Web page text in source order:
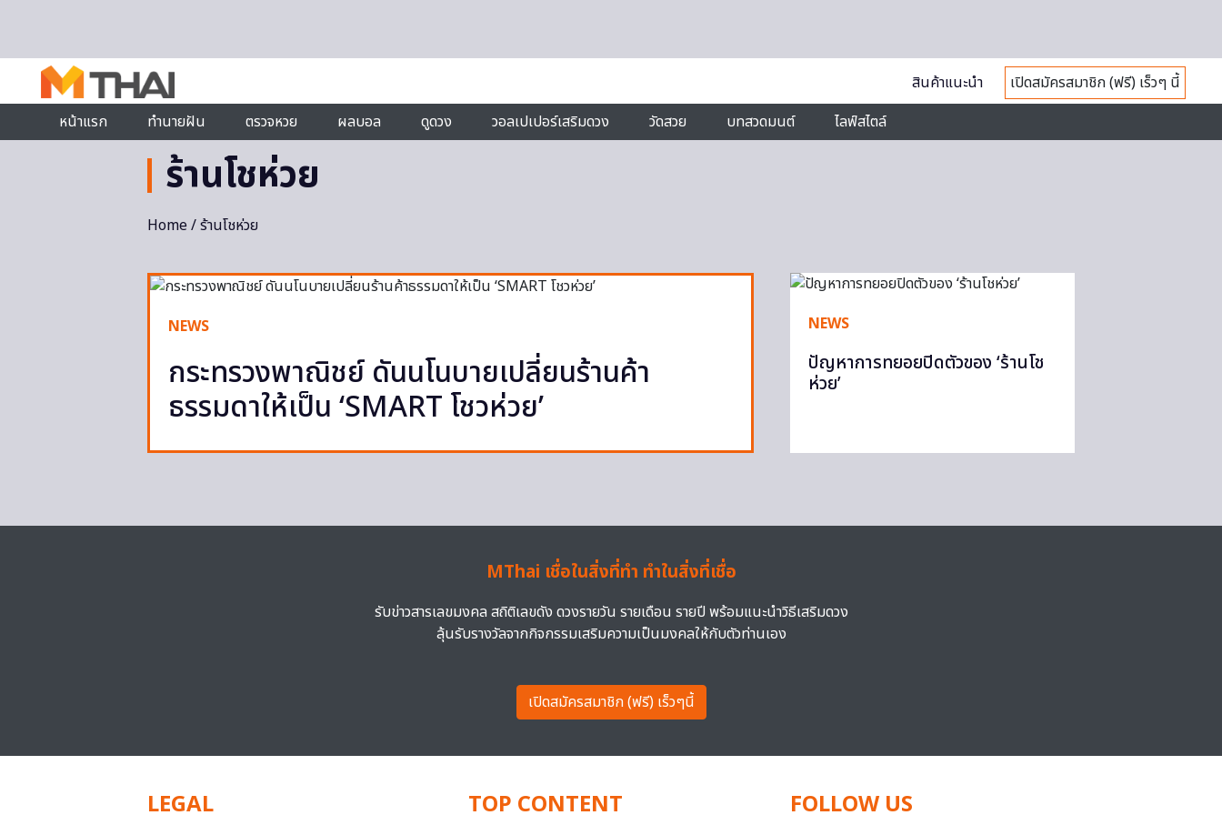
สินค้าแนะนำ
เปิดสมัครสมาชิก (ฟรี) เร็วๆ นี้
หน้าแรก
ทำนายฝัน ตรวจหวย ผลบอล ดูดวง วอลเปเปอร์เสริมดวง วัดสวย บทสวดมนต์ ไลฟ์สไตล์
ร้านโชห่วย
Home/ ร้านโชห่วย
NEWS
กระทรวงพาณิชย์ ดันนโนบายเปลี่ยนร้านค้า
ธรรมดาให้เป็น ‘SMART โชวห่วย’
NEWS
ปัญหาการทยอยปิดตัวของ ‘ร้านโช
ห่วย’
MThai เชื่อในสิ่งที่ทำ ทำในสิ่งที่เชื่อ
รับข่าวสารเลขมงคล สถิติเลขดัง ดวงรายวัน รายเดือน รายปี พร้อมแนะนำวิธีเสริมดวง
ลุ้นรับรางวัลจากกิจกรรมเสริมความเป็นมงคลให้กับตัวท่านเอง
เปิดสมัครสมาชิก (ฟรี) เร็วๆนี้
LEGAL TOP CONTENT FOLLOW US